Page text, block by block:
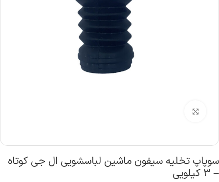
سوپاپ تخلیه سیفون ماشین لباسشویی ال جی کوتاه
– 3 کیلویی